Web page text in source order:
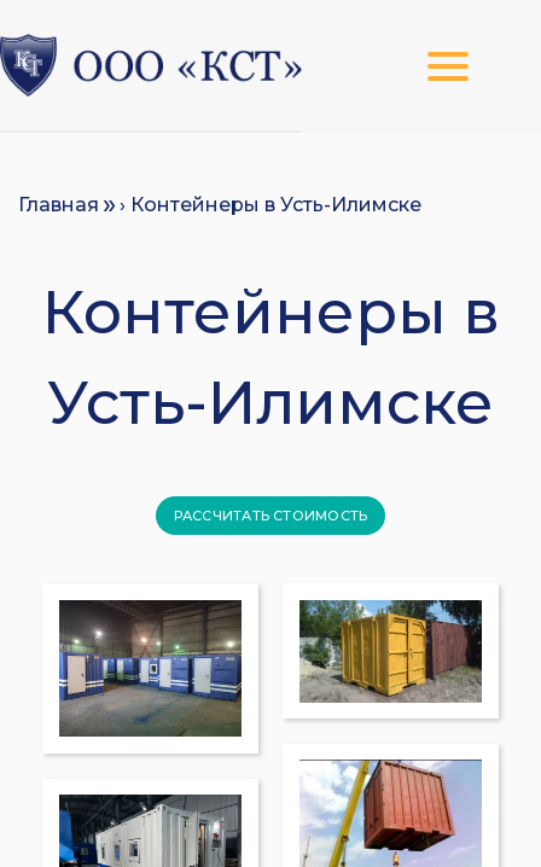
Главная › Контейнеры в Усть-Илимске
Контейнеры в
Усть-Илимске
РАССЧИТАТЬ СТОИМОСТЬ